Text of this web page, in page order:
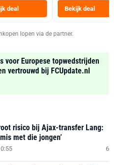
deal
Heteluchtfriteuse
Zwart
Bekijk deal
lopen via de partner.
voor Europese topwedstrijden
vertrouwd bij FCUpdate.nl
risico bij Ajax-transfer Lang:
met die jongen’
6